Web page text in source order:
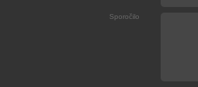
Sporočilo